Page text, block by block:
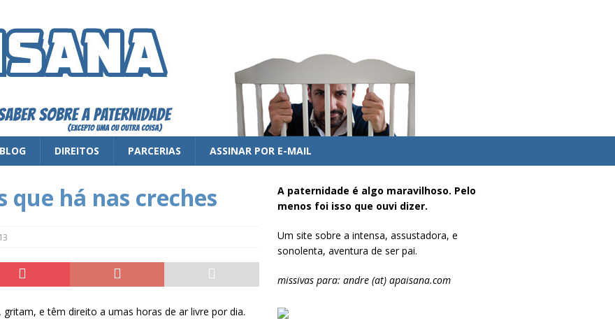
DIREITOS PARCERIAS ASSINAR POR E-MAIL
que há nas creches
13
e têm direito a umas horas de ar livre por dia.
A paternidade é algo maravilhoso. Pelo
menos foi isso que ouvi dizer.
Um site sobre a intensa, assustadora, e
sonolenta, aventura de ser pai.
missivas para: andre (at) apaisana.com